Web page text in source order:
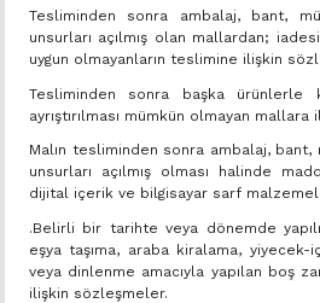
Tesliminden sonra ambalaj, bant,
unsurları açılmış olan mallardan;
uygun olmayanların teslimine ilişkin
Tesliminden sonra başka ürünlerle
ayrıştırılması mümkün olmayan
Malın tesliminden sonra ambalaj, bant,
unsurları açılmış olması halinde
dijital içerik ve bilgisayar sarf
.Belirli bir tarihte veya dönemde
eşya taşıma, araba kiralama,
veya dinlenme amacıyla yapılan boş
ilişkin sözleşmeler.